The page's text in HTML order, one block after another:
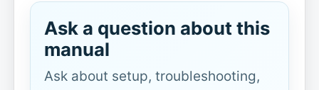
Ask a question about this
manual
Ask about setup, troubleshooting,